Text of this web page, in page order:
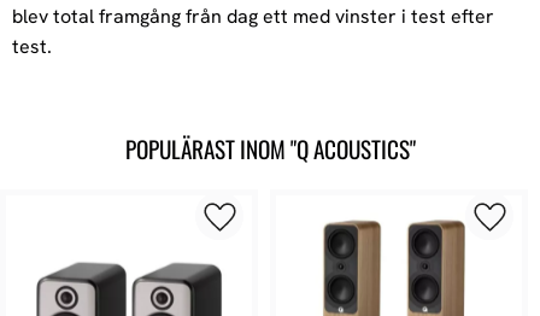
blev total framgång från dag ett med vinster i test efter
test.
POPULÄRAST INOM "Q ACOUSTICS"